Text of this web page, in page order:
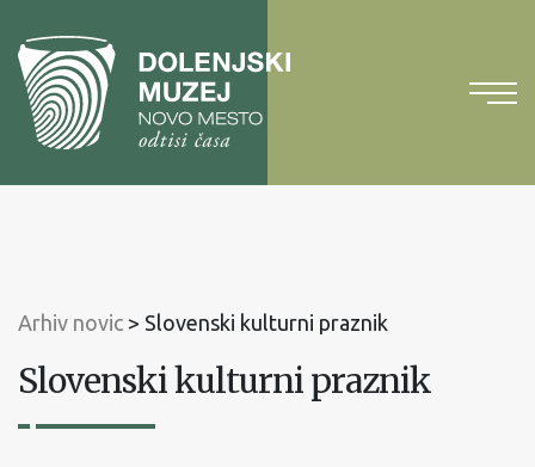
vsebinoNa
glavni
meni
Arhiv novic > Slovenski kulturni praznik
Slovenski kulturni praznik